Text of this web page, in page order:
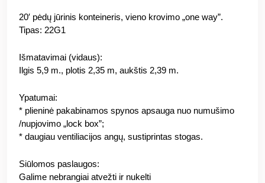
20′ pėdų jūrinis konteineris, vieno krovimo „one way”.
Tipas: 22G1
Išmatavimai (vidaus):
Ilgis 5,9 m., plotis 2,35 m, aukštis 2,39 m.
Ypatumai:
* plieninė pakabinamos spynos apsauga nuo numušimo
/nupjovimo „lock box”;
* daugiau ventiliacijos angų, sustiprintas stogas.
Siūlomos paslaugos:
Galime nebrangiai atvežti ir nukelti